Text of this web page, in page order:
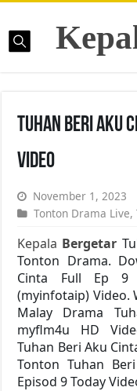
Tuhan Beri Aku
Video
November 1, 2023
Tonton Drama Live,
Kepala Bergetar
Tonton Drama.
Cinta Full Ep 9
(myinfotaip) Video.
Malay Drama
myflm4u HD
Tuhan Beri Aku
Tonton Tuhan
Episod 9 Today